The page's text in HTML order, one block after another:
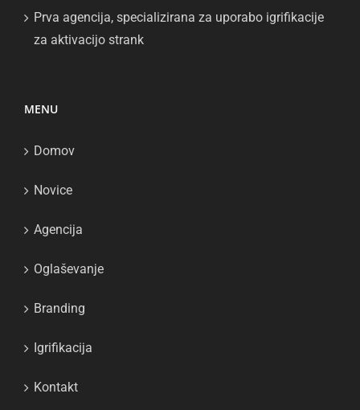
Prva agencija, specializirana za uporabo igrifikacije
za aktivacijo strank
MENU
Domov
Novice
Agencija
Oglaševanje
Branding
Igrifikacija
Kontakt